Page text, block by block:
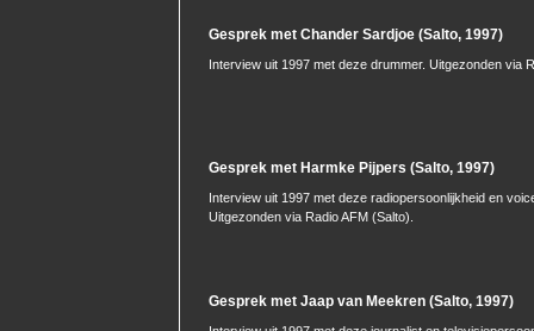
Gesprek met Chander Sardjoe (Salto, 1997)
Interview uit 1997 met deze drummer. Uitgezonden via
Gesprek met Harmke Pijpers (Salto, 1997)
Interview uit 1997 met deze radiopersoonlijkheid en
Uitgezonden via Radio AFM (Salto).
Gesprek met Jaap van Meekren (Salto, 1997)